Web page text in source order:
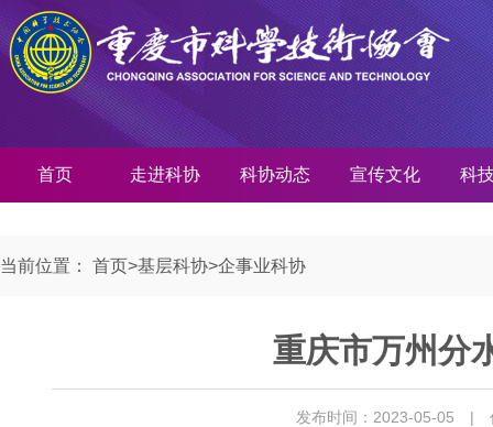
首页 走进科协 科协动态 宣传文化 科
当前位置： 首页>基层科协>企事业科协
重庆市万州分
发布时间：2023-05-05 |